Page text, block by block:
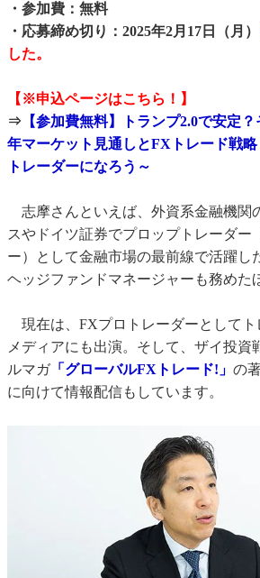
・参加費：無料
・応募締め切り：2025年2月17日（月）
した。
【※申込ページはこちら！】
⇒ 【参加費無料】トランプ2.0で安定
年マーケット見通しとFXトレード戦
トレーダーになろう～
志摩さんといえば、外資系金融機関
スやドイツ証券でプロップトレーダー
ー）として金融市場の最前線で活躍し
ヘッジファンドマネージャーも務めた
現在は、FXプロトレーダーとしてト
メディアにも出演。そして、ザイ投資
ルマガ「グローバルFXトレード!」 の
に向けて情報配信もしています。